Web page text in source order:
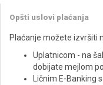
Opšti uslovi plaćanja
Plaćanje možete izvršiti
Uplatnicom - na
dobijate mejlom
Ličnim E-